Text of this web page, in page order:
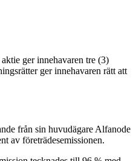
ger innehavaren tre (3)
ger innehavaren rätt att
från sin huvudägare Alfanode
av företrädesemissionen.